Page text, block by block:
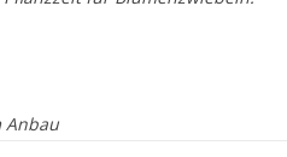
Anbau